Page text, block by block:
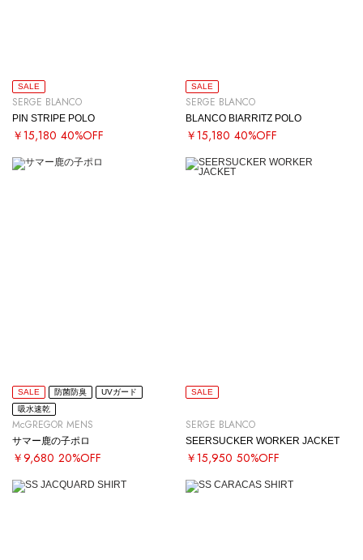
SALE
SERGE BLANCO
PIN STRIPE POLO
￥15,180 40%OFF
SALE
SERGE BLANCO
BLANCO BIARRITZ POLO
￥15,180 40%OFF
SALE 防菌防臭
UVガード
吸水速乾
McGREGOR MENS
サマー鹿の子ポロ
￥9,680 20%OFF
SALE
SERGE BLANCO
SEERSUCKER WORKER JACKET
￥15,950 50%OFF